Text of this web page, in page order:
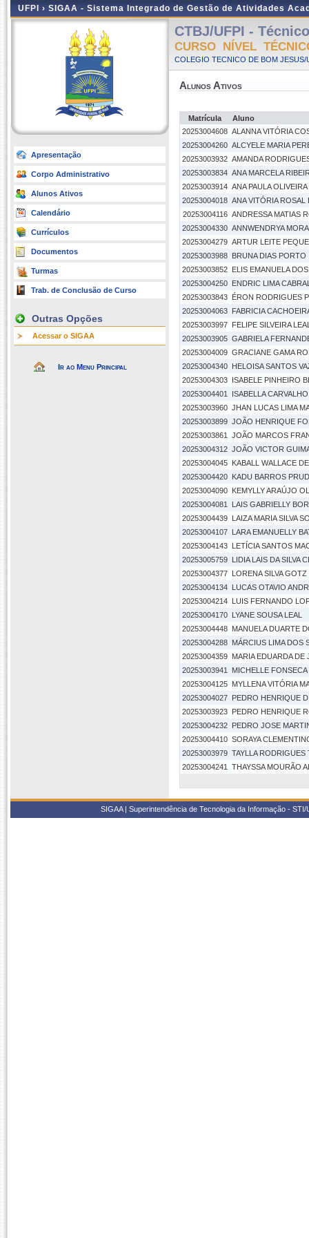
UFPI › SIGAA - Sistema Integrado de Gestão de Atividades
Apresentação
Corpo Administrativo
Alunos Ativos
Calendário
Currículos
Documentos
Turmas
Trab. de Conclusão de Curso
Outras Opções
Acessar o SIGAA
Ir ao Menu Principal
CTBJ/UFPI -
CURSO NÍVEL
COLEGIO TECNICO DE BOM JESUS/
Alunos Ativos
Matrícula
Aluno
20253004608 ALANNA VITÓRIA
20253004260 ALCYELE MARIA
20253003932 AMANDA
20253003834 ANA MARCELA
20253003914 ANA PAULA
20253004018 ANA VITÓRIA ROSAL
20253004116 ANDRESSA MATIAS
20253004330 ANNWENDRYA
20253004279 ARTUR LEITE
20253003988 BRUNA DIAS PORTO
20253003852 ELIS EMANUELA
20253004250 ENDRIC LIMA
20253003843 ÉRON RODRIGUES
20253004063 FABRICIA
20253003997 FELIPE SILVEIRA
20253003905 GABRIELA
20253004009 GRACIANE GAMA
20253004340 HELOISA SANTOS
20253004303 ISABELE PINHEIRO
20253004401
ISABELLA
20253003960 JHAN LUCAS LIMA
20253003899 JOÃO HENRIQUE
20253003861
JOÃO MARCOS
20253004312 JOÃO VICTOR
20253004045 KABALL WALLACE
20253004420 KADU BARROS
20253004090 KEMYLLY ARAÚJO
20253004081
LAIS GABRIELLY
20253004439 LAIZA MARIA SILVA
20253004107 LARA EMANUELLY
20253004143 LETÍCIA SANTOS
20253005759 LIDIA LAIS DA SILVA
20253004377 LORENA SILVA GOTZ
20253004134 LUCAS OTAVIO
20253004214 LUIS FERNANDO
20253004170 LYANE SOUSA LEAL
20253004448 MANUELA DUARTE
20253004288 MÁRCIUS LIMA DOS
20253004359 MARIA EDUARDA
20253003941
MICHELLE FONSECA
20253004125 MYLLENA VITÓRIA
20253004027 PEDRO HENRIQUE
20253003923 PEDRO HENRIQUE
20253004232 PEDRO JOSE
20253004410 SORAYA
20253003979 TAYLLA RODRIGUES
20253004241
THAYSSA MOURÃO
SIGAA | Superintendência de Tecnologia da Informação -